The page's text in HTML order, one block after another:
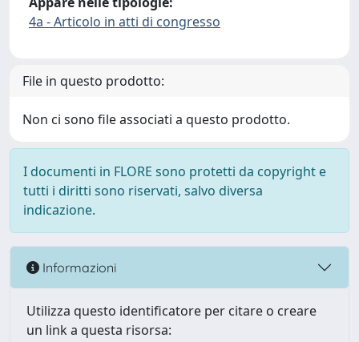
4a - Articolo in atti di congresso
File in questo prodotto:
Non ci sono file associati a questo prodotto.
I documenti in FLORE sono protetti da copyright e
tutti i diritti sono riservati, salvo diversa
indicazione.
Informazioni
Utilizza questo identificatore per citare o creare
un link a questa risorsa: